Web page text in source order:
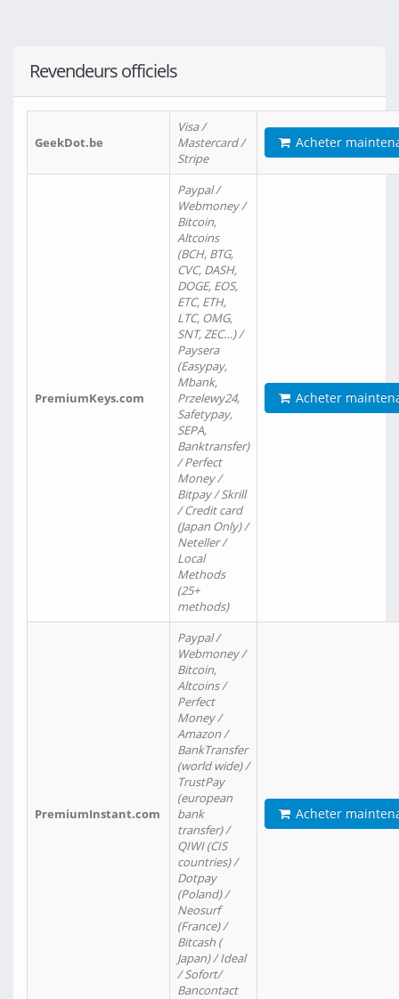
Revendeurs officiels
GeekDot.be
Visa /
Mastercard /
Stripe
Acheter
PremiumKeys.com
Paypal /
Webmoney /
Bitcoin,
Altcoins
(BCH, BTG,
CVC, DASH,
DOGE, EOS,
ETC, ETH,
LTC, OMG,
SNT, ZEC…) /
Paysera
(Easypay,
Mbank,
Przelewy24,
Safetypay,
SEPA,
Banktransfer)
/ Perfect
Money /
Bitpay / Skrill
/ Credit card
(Japan Only) /
Neteller /
Local
Methods
(25+
methods)
Acheter
PremiumInstant.com
Paypal /
Webmoney /
Bitcoin,
Altcoins /
Perfect
Money /
Amazon /
BankTransfer
(world wide) /
TrustPay
(european
bank
transfer) /
QIWI (CIS
countries) /
Dotpay
(Poland) /
Neosurf
(France) /
Bitcash (
Japan) / Ideal
/ Sofort/
Bancontact
Acheter